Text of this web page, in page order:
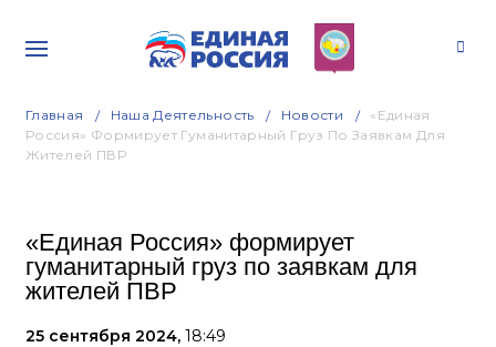
Главная Наша Деятельность Новости
«Единая
Россия» Формирует Гуманитарный Груз По Заявкам Для
Жителей ПВР
«Единая Россия» формирует
гуманитарный груз по заявкам для
жителей ПВР
25 сентября 2024, 18:49